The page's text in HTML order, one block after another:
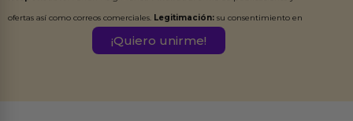
ofertas así como correos comerciales. Legitimación: su consentimiento en
Destinatarios:Ferran Roig Muñoz. Podrás ejercer tus